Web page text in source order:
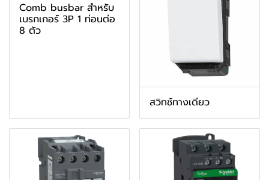
Comb busbar สำหรับ
เบรกเกอร์ 3P 1 ท่อนต่อ
8 ตัว
สวิทช์ทางเดียว